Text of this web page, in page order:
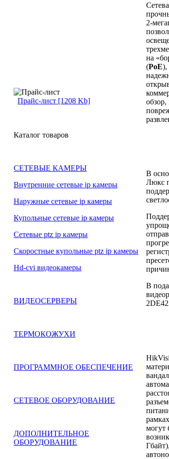
Прайс-лист [1208 Kb]
Каталог товаров
СЕТЕВЫЕ КАМЕРЫ
Внутренние сетевые ip камеры
Наружные сетевые ip камеры
Купольные сетевые ip камеры
Сетевые ptz ip камеры
Скоростные купольные ptz ip камеры
Hd-cvi видеокамеры
ВИДЕОСЕРВЕРЫ
ТЕРМОКОЖУХИ
ПРОГРАММНОЕ ОБЕСПЕЧЕНИЕ
СЕТЕВОЕ ОБОРУДОВАНИЕ
ДОПОЛНИТЕЛЬНОЕ
ОБОРУДОВАНИЕ
2-
на
(PoE),
обзор,
В
Люкс
В
могут